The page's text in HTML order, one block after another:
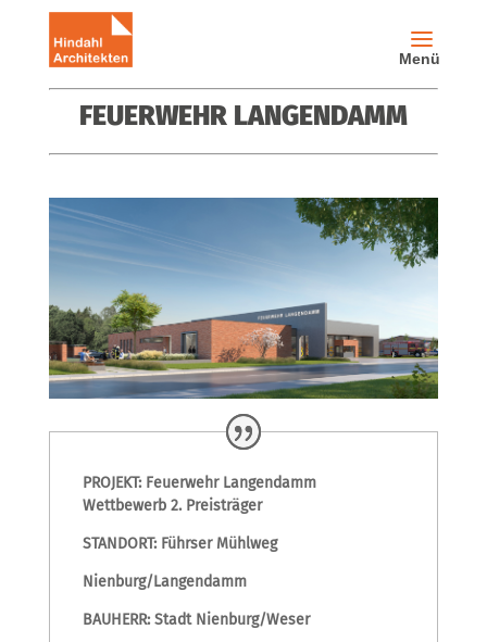
FEUERWEHR LANGENDAMM
PROJEKT: Feuerwehr Langendamm
Wettbewerb 2. Preisträger
STANDORT: Führser Mühlweg
Nienburg/Langendamm
BAUHERR: Stadt Nienburg/Weser